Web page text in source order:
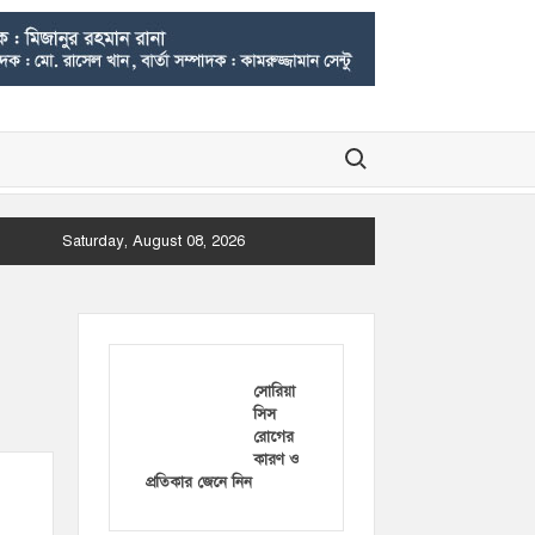
Search for:
Saturday, August 08, 2026
সোরিয়া
সিস
রোগের
কারণ ও
প্রতিকার জেনে নিন